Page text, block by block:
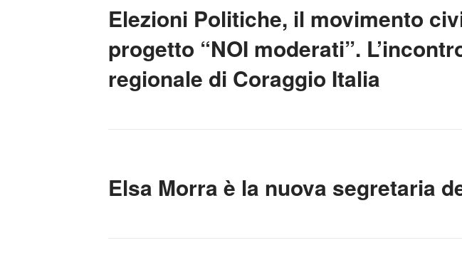
Elezioni Politiche, il movimento
progetto “NOI moderati”.
regionale di Coraggio Italia
Elsa Morra è la nuova segretaria